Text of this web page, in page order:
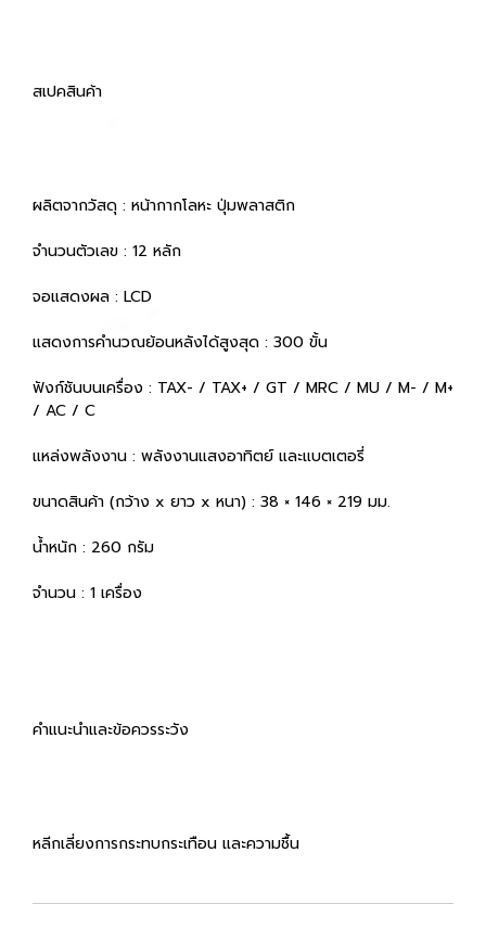
สเปคสินค้า
ผลิตจากวัสดุ : หน้ากากโลหะ ปุ่มพลาสติก
จำนวนตัวเลข : 12 หลัก
จอแสดงผล : LCD
แสดงการคำนวณย้อนหลังได้สูงสุด : 300 ขั้น
ฟังก์ชันบนเครื่อง : TAX- / TAX+ / GT / MRC / MU / M- / M+
/ AC / C
แหล่งพลังงาน : พลังงานแสงอาทิตย์ และแบตเตอรี่
ขนาดสินค้า (กว้าง x ยาว x หนา) : 38 × 146 × 219 มม.
น้ำหนัก : 260 กรัม
จำนวน : 1 เครื่อง
คำแนะนำและข้อควรระวัง
หลีกเลี่ยงการกระทบกระเทือน และความชื้น